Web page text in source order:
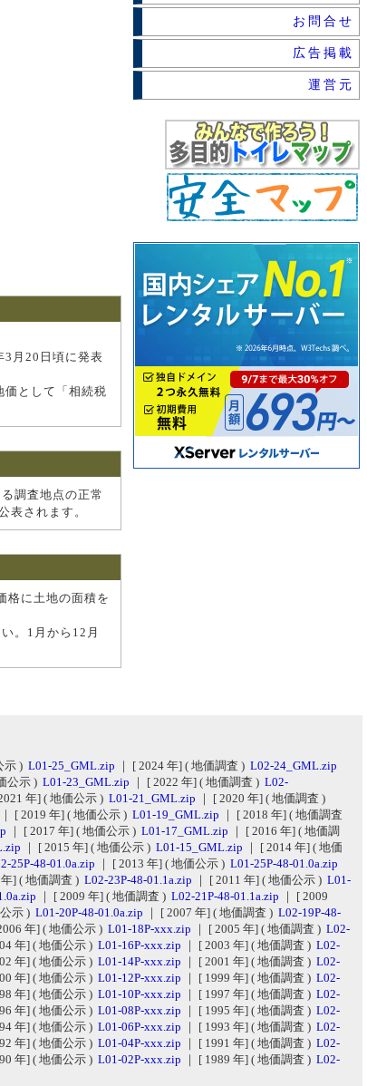
3月20日頃に発表
価として「相続税
調査地点の正常
表されます。
格に土地の面積を
。1月から12月
お問合せ
広告掲載
運営元
示 ) L01-25_GML.zip ｜ [ 2024 年] ( 地価調査 ) L02-24_GML.zip
公示 ) L01-23_GML.zip ｜ [ 2022 年] ( 地価調査 ) L02-
年] ( 地価公示 ) L01-21_GML.zip
｜ [ 2020 年] ( 地価調査 )
｜ [ 2019 年] ( 地価公示 ) L01-19_GML.zip
｜ [ 2018 年] ( 地価調査
｜ [ 2017 年] ( 地価公示 ) L01-17_GML.zip
｜ [ 2016 年] ( 地価調
｜ [ 2015 年] ( 地価公示 ) L01-15_GML.zip
｜ [ 2014 年] ( 地価
25P-48-01.0a.zip ｜ [ 2013 年] ( 地価公示 ) L01-25P-48-01.0a.zip
年] ( 地価調査 ) L02-23P-48-01.1a.zip ｜ [ 2011 年] ( 地価公示 ) L01-
｜ [ 2009 年] ( 地価調査 ) L02-21P-48-01.1a.zip
｜ [ 2009
示 ) L01-20P-48-01.0a.zip ｜ [ 2007 年] ( 地価調査 ) L02-19P-48-
年] ( 地価公示 ) L01-18P-xxx.zip ｜ [ 2005 年] ( 地価調査 ) L02-
年] ( 地価公示 ) L01-16P-xxx.zip ｜ [ 2003 年] ( 地価調査 ) L02-
年] ( 地価公示 ) L01-14P-xxx.zip ｜ [ 2001 年] ( 地価調査 ) L02-
年] ( 地価公示 ) L01-12P-xxx.zip ｜ [ 1999 年] ( 地価調査 ) L02-
年] ( 地価公示 ) L01-10P-xxx.zip ｜ [ 1997 年] ( 地価調査 ) L02-
年] ( 地価公示 ) L01-08P-xxx.zip ｜ [ 1995 年] ( 地価調査 ) L02-
年] ( 地価公示 ) L01-06P-xxx.zip ｜ [ 1993 年] ( 地価調査 ) L02-
年] ( 地価公示 ) L01-04P-xxx.zip ｜ [ 1991 年] ( 地価調査 ) L02-
年] ( 地価公示 ) L01-02P-xxx.zip ｜ [ 1989 年] ( 地価調査 ) L02-